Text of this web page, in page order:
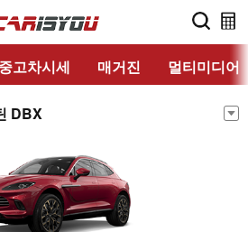
중고차시세 매거진 멀티미디어
DBX